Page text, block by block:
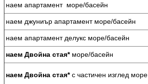
наем апартамент море/басейн
наем джуниър апартамент море/басейн
наем апартамент делукс море/басейн
наем Двойна стая*море/басейн
наем Двойна стая*с частичен изглед море